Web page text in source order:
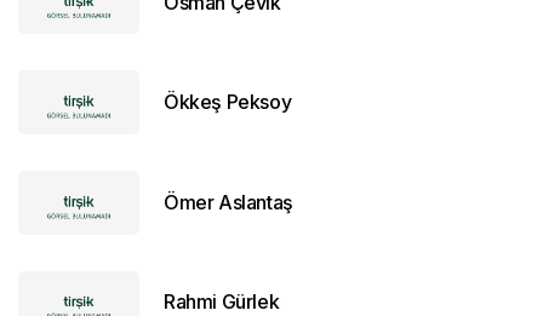
Ökkeş Peksoy
Ömer Aslantaş
Rahmi Gürlek